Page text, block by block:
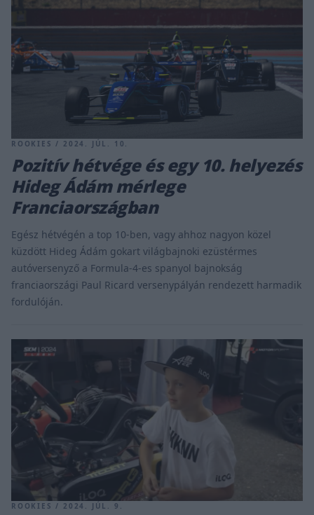
ROOKIES / 2024. JÚL. 10.
Pozitív hétvége és egy 10. helyezés
Hideg Ádám mérlege
Franciaországban
Egész hétvégén a top 10-ben, vagy ahhoz nagyon közel
küzdött Hideg Ádám gokart világbajnoki ezüstérmes
autóversenyző a Formula-4-es spanyol bajnokság
franciaországi Paul Ricard versenypályán rendezett harmadik
fordulóján.
ROOKIES / 2024. JÚL. 9.